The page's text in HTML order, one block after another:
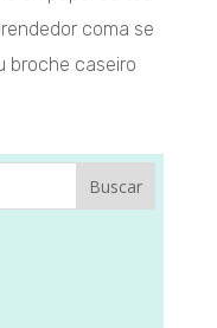
coma se
broche caseiro
Buscar